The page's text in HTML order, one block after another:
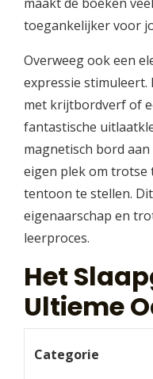
toegankelijker voor
Overweeg ook een
expressie stimuleert.
met krijtbordverf of
fantastische
magnetisch bord
eigen plek om trotse
tentoon te stellen.
eigenaarschap en
leerproces.
Het
Ultieme
Categorie